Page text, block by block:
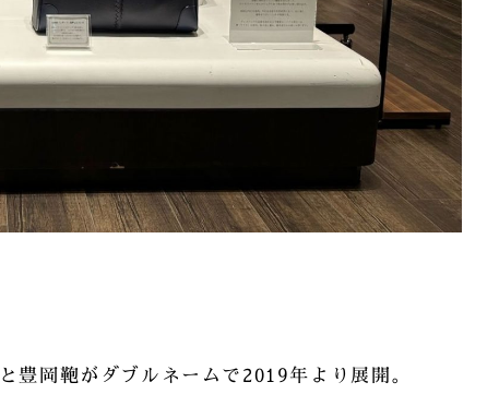
岡鞄がダブルネームで2019年より展開。